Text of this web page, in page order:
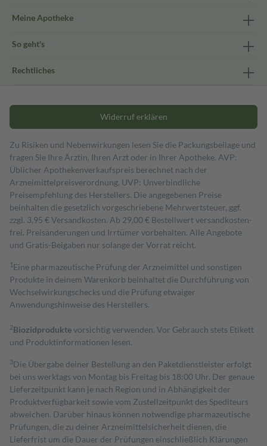
Meine Apotheke
So geht's
Rechtliches
Widerruf erklären
Zu Risiken und Nebenwirkungen lesen Sie die Packungsbeilage und
fragen Sie Ihre Ärztin, Ihren Arzt oder in Ihrer Apotheke. AVP:
Üblicher Apothekenverkaufspreis berechnet nach der
Arzneimittelpreisverordnung. UVP: Unverbindliche
Preisempfehlung des Herstellers. Die angegebenen Preise
beinhalten die gesetzlich vorgeschriebene Mehrwertsteuer, ggf.
zzgl. 3,95 € Versandkosten. Ab 29,00 € Bestell­wert versand­kosten­
frei. Preisänderungen und Irrtümer vorbehalten. Alle Angebote
und Gratis-Beigaben nur solange der Vorrat reicht.
1 Eine pharmazeutische Prüfung der Arzneimittel und sonstigen
Produkte in deinem Warenkorb beinhaltet die Durchführung von
Wechselwirkungschecks und die Prüfung etwaiger
Anwendungshinweise des Herstellers.
2Biozidproduktevorsichtig verwenden. Vor Gebrauch stets Etikett
und Produktinformationen lesen.
3Die Übergabe deiner Bestellung an den Paketdienstleister erfolgt
bei uns werktags von Montag bis Freitag bis 18:00 Uhr. Der genaue
Lieferzeitpunkt kann je nach Region und in Abhängigkeit der
Produktverfügbarkeit sowie vom Zustellzeitpunkt des Spediteurs
abweichen. Darüber hinaus können notwendige pharmazeutische
Prüfungen, die zu deiner Arzneimittelsicherheit dienen, die
Lieferfrist um die Dauer der Prüfungen einschließlich Klärungen